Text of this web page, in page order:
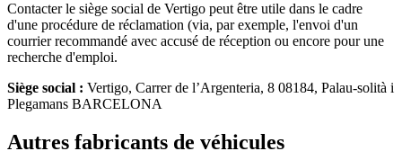
Contacter le siège social de Vertigo peut être utile dans le cadre
d'une procédure de réclamation (via, par exemple, l'envoi d'un
courrier recommandé avec accusé de réception ou encore pour une
recherche d'emploi.
Siège social : Vertigo, Carrer de l’Argenteria, 8 08184, Palau-solità i
Plegamans BARCELONA
Autres fabricants de véhicules